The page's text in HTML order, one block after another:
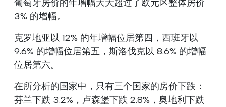
葡萄牙房价的年增幅大大超过了欧元区整体房价
3% 的增幅。
克罗地亚以 12% 的年增幅位居第四，西班牙以
9.6% 的增幅位居第五，斯洛伐克以 8.6% 的增幅
位居第六。
在所分析的国家中，只有三个国家的房价下跌：
芬兰下跌 3.2%，卢森堡下跌 2.8%，奥地利下跌